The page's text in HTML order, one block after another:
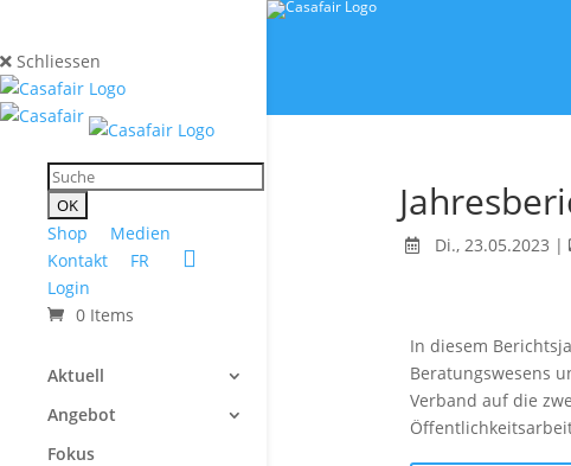
Schliessen
Shop
Medien
Kontakt
FR
Login
0 Items
Aktuell
Angebot
Fokus
Di., 23.05.2023 |
In diesem
Beratungswesens
Verband auf die